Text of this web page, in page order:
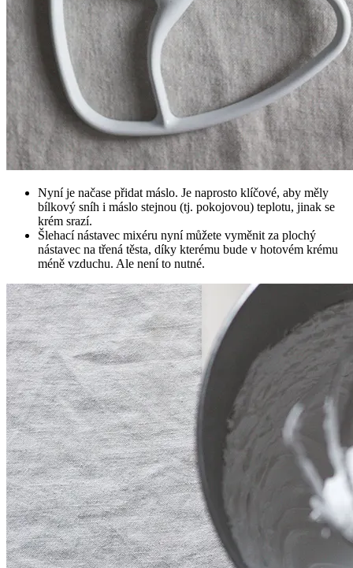
Nyní je načase přidat máslo. Je naprosto klíčové, aby měly
bílkový sníh i máslo stejnou (tj. pokojovou) teplotu, jinak se
krém srazí.
Šlehací nástavec mixéru nyní můžete vyměnit za plochý
nástavec na třená těsta, díky kterému bude v hotovém krému
méně vzduchu. Ale není to nutné.